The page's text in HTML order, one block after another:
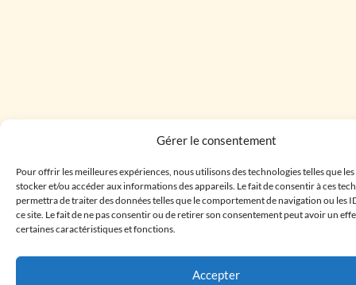
Gérer le consentement
Pour offrir les meilleures expériences, nous utilisons des technologies telles que
stocker et/ou accéder aux informations des appareils. Le fait de consentir à ces
permettra de traiter des données telles que le comportement de navigation ou les
ce site. Le fait de ne pas consentir ou de retirer son consentement peut avoir un
certaines caractéristiques et fonctions.
Accepter